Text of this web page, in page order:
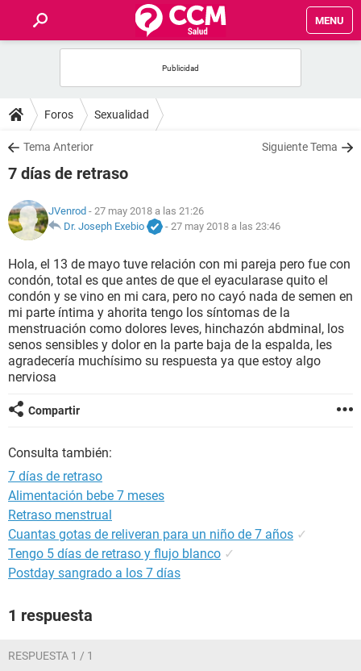
MENU
FOROS
SALUD
NUTRICIÓN
BIENESTAR
SEXUALIDAD
GLOSARIO
Foros Sexualidad
Tema Anterior Siguiente Tema
7 días de retraso
JVenrod - 27 may 2018 a las 21:26
Dr. Joseph Exebio
- 27 may 2018 a las 23:46
Hola, el 13 de mayo tuve relación con mi pareja pero fue con
condón, total es que antes de que el eyacularase quito el
condón y se vino en mi cara, pero no cayó nada de semen en
mi parte íntima y ahorita tengo los síntomas de la
menstruación como dolores leves, hinchazón abdminal, los
senos sensibles y dolor en la parte baja de la espalda, les
agradecería muchísimo su respuesta ya que estoy algo
nerviosa
Compartir
Consulta también:
7 días de retraso
Alimentación bebe 7 meses
Retraso menstrual
Cuantas gotas de reliveran para un niño de 7 años ✓
Tengo 5 días de retraso y flujo blanco ✓
Postday sangrado a los 7 días
1 respuesta
RESPUESTA 1 / 1